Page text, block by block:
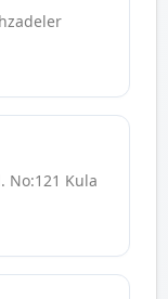
No:121 Kula